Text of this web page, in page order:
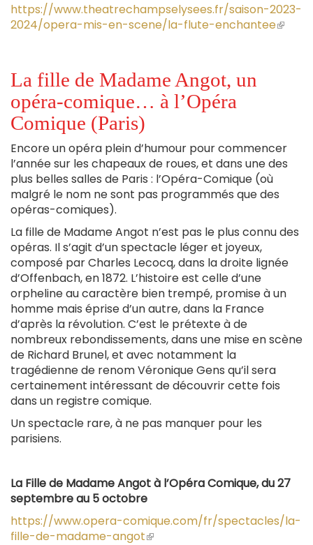
https://www.theatrechampselysees.fr/saison-2023-
2024/opera-mis-en-scene/la-flute-enchantee(le
La fille de Madame Angot, un
opéra-comique… à l’Opéra
Comique (Paris)
Encore un opéra plein d’humour pour commencer
l’année sur les chapeaux de roues, et dans une des
plus belles salles de Paris : l’Opéra-Comique (où
malgré le nom ne sont pas programmés que des
opéras-comiques).
La fille de Madame Angot n’est pas le plus connu des
opéras. Il s’agit d’un spectacle léger et joyeux,
composé par Charles Lecocq, dans la droite lignée
d’Offenbach, en 1872. L’histoire est celle d’une
orpheline au caractère bien trempé, promise à un
homme mais éprise d’un autre, dans la France
d’après la révolution. C’est le prétexte à de
nombreux rebondissements, dans une mise en scène
de Richard Brunel, et avec notamment la
tragédienne de renom Véronique Gens qu’il sera
certainement intéressant de découvrir cette fois
dans un registre comique.
Un spectacle rare, à ne pas manquer pour les
parisiens.
La Fille de Madame Angot à l’Opéra Comique, du 27
septembre au 5 octobre
https://www.opera-comique.com/fr/spectacles/la-
fille-de-madame-angot(le